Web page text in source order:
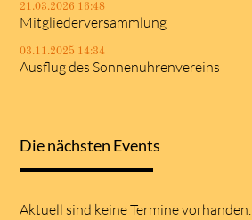
21.03.2026 16:48
Mitgliederversammlung
03.11.2025 14:34
Ausflug des Sonnenuhrenvereins
Die nächsten Events
Aktuell sind keine Termine vorhanden.